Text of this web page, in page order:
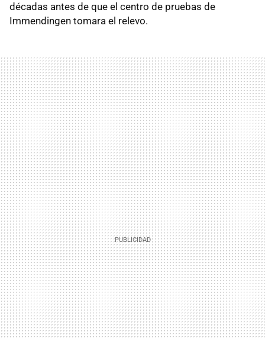
décadas antes de que el centro de pruebas de
Immendingen tomara el relevo.